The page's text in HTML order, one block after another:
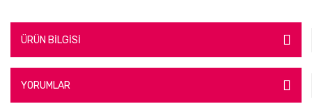
ÜRÜN BİLGİSİ
YORUMLAR